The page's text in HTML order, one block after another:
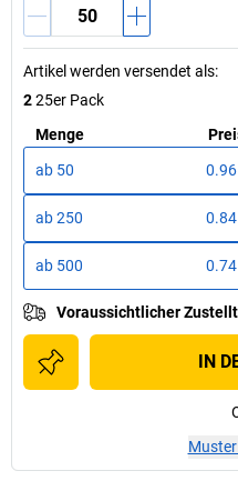
Artikel werden versendet als:
225er Pack
Menge
ab 50
ab250
ab 500
Voraussichtlicher
IN